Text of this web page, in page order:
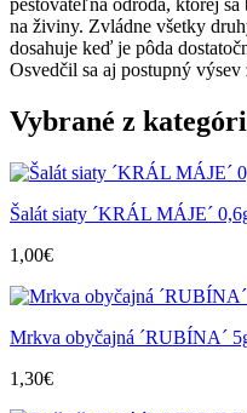
pestovateľná odroda, ktorej
na živiny. Zvládne všetky
dosahuje keď je pôda
Osvedčil sa aj postupný
Vybrané z
Šalát siaty ´KRÁL MÁJE´
1,00€
Mrkva obyčajná ´RUBÍNA´
1,30€